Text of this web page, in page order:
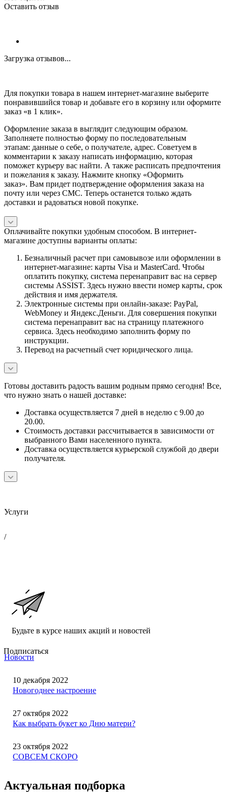
Оставить отзыв
Загрузка отзывов...
Для покупки товара в нашем интернет-магазине выберите
понравившийся товар и добавьте его в корзину или оформите
заказ «в 1 клик».
Оформление заказа в выглядит следующим образом.
Заполняете полностью форму по последовательным
этапам: данные о себе, о получателе, адрес. Советуем в
комментарии к заказу написать информацию, которая
поможет курьеру вас найти. А также расписать предпочтения
и пожелания к заказу. Нажмите кнопку «Оформить
заказ». Вам придет подтверждение оформления заказа на
почту или через СМС. Теперь останется только ждать
доставки и радоваться новой покупке.
Оплачивайте покупки удобным способом. В интернет-
магазине доступны варианты оплаты:
Безналичный расчет при самовывозе или оформлении в
интернет-магазине: карты Visa и MasterCard. Чтобы
оплатить покупку, система перенаправит вас на сервер
системы ASSIST. Здесь нужно ввести номер карты, срок
действия и имя держателя.
Электронные системы при онлайн-заказе: PayPal,
WebMoney и Яндекс.Деньги. Для совершения покупки
система перенаправит вас на страницу платежного
сервиса. Здесь необходимо заполнить форму по
инструкции.
Перевод на расчетный счет юридического лица.
Готовы доставить радость вашим родным прямо сегодня! Все,
что нужно знать о нашей доставке:
Доставка осуществляется 7 дней в неделю с 9.00 до
20.00.
Стоимость доставки рассчитывается в зависимости от
выбранного Вами населенного пункта.
Доставка осуществляется курьерской службой до двери
получателя.
Услуги
/
Будьте в курсе наших акций и новостей
Подписаться
Новости
10 декабря 2022
Новогоднее настроение
27 октября 2022
Как выбрать букет ко Дню матери?
23 октября 2022
СОВСЕМ СКОРО
Актуальная подборка